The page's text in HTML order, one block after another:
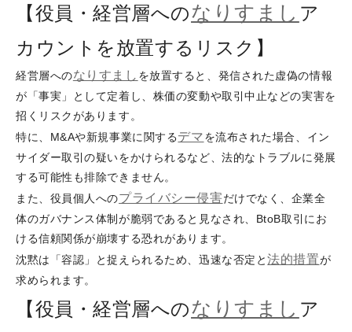
【役員・経営層へのなりすまし ア
カウントを放置するリスク】
経営層へのなりすまし を放置すると、発信された虚偽の情報
が「事実」として定着し、株価の変動や取引中止などの実害を
招くリスクがあります。
特に、M&Aや新規事業に関するデマを流布された場合、イン
サイダー取引の疑いをかけられるなど、法的なトラブルに発展
する可能性も排除できません。
また、役員個人へのプライバシー侵害だけでなく、企業全
体のガバナンス体制が脆弱であると見なされ、BtoB取引にお
ける信頼関係が崩壊する恐れがあります。
沈黙は「容認」と捉えられるため、迅速な否定と法的措置が
求められます。
【役員・経営層へのなりすまし ア